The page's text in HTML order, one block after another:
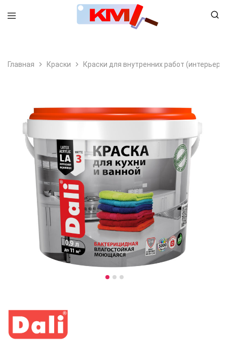
8 (495) 798-99-78
Главная Краски Краски для внутренних работ